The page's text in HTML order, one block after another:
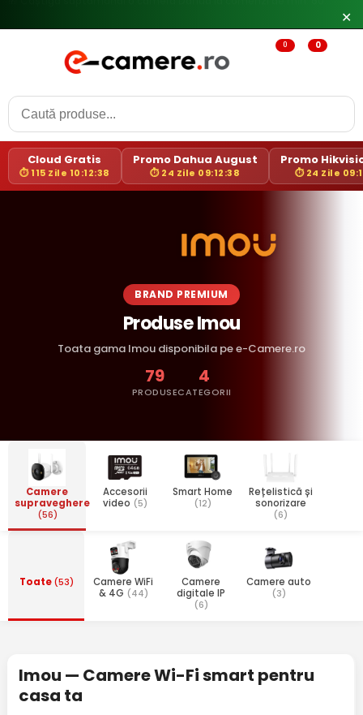
✕
0 0
Cloud Gratis
⏱ 115 Zile 10:12:37
Promo Dahua August
⏱ 24 Zile 09:12:37
Promo
⏱ 24 Zile
BRAND PREMIUM
Produse Imou
Toata gama Imou disponibila pe e-Camere.ro
79
PRODUSE
4
CATEGORII
Camere
supraveghere
(56)
Accesorii
video (5)
Smart Home
(12)
Rețelistică și
sonorizare
(6)
Toate(53)
Camere WiFi
& 4G (44)
Camere
digitale IP
(6)
Camere auto
(3)
Imou — Camere Wi-Fi smart pentru
casa ta